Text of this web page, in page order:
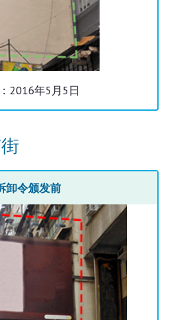
2016年5月5日
卸令颁发前